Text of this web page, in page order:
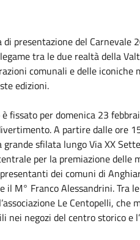
presentazione del Carnevale
tra le due realtà della
comunali e delle iconiche
edizioni.
fissato per domenica 23
A partire dalle ore
sfilata lungo Via XX
per la premiazione delle
dei comuni di
M° Franco Alessandrini. Tra
Le Centopelli, che
nei negozi del centro storico e